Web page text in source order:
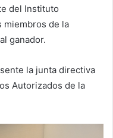
del Instituto
miembros de la
ganador.
la junta directiva
Autorizados de la